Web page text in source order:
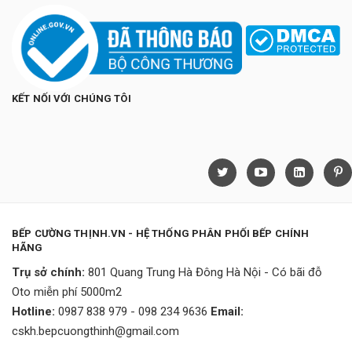
KẾT NỐI VỚI CHÚNG TÔI
BẾP CƯỜNG THỊNH.VN - HỆ THỐNG PHÂN PHỐI BẾP CHÍNH
HÃNG
Trụ sở chính: 801 Quang Trung Hà Đông Hà Nội - Có bãi đỗ
Oto miễn phí 5000m2
Hotline: 0987 838 979 - 098 234 9636 Email:
cskh.bepcuongthinh@gmail.com